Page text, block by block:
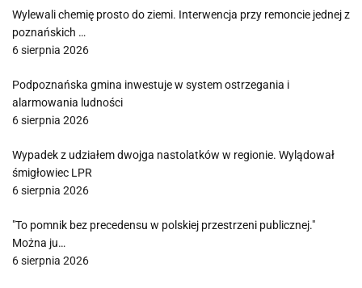
Wylewali chemię prosto do ziemi. Interwencja przy remoncie jednej z
poznańskich …
6 sierpnia 2026
Podpoznańska gmina inwestuje w system ostrzegania i
alarmowania ludności
6 sierpnia 2026
Wypadek z udziałem dwojga nastolatków w regionie. Wylądował
śmigłowiec LPR
6 sierpnia 2026
"To pomnik bez precedensu w polskiej przestrzeni publicznej."
Można ju…
6 sierpnia 2026